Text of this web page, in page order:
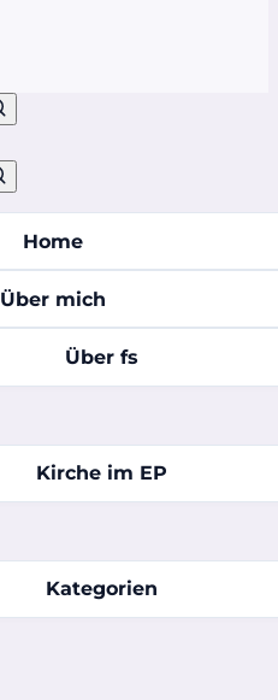
Home
Über mich
Über fs
Kirche im EP
Kategorien